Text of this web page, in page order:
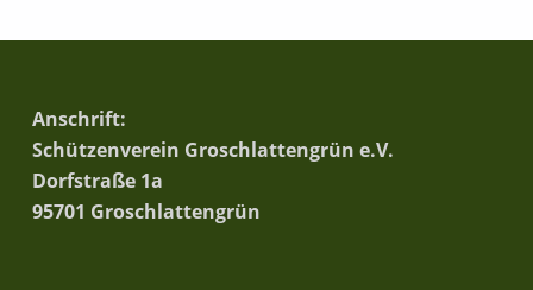
Anschrift:
Schützenverein Groschlattengrün e.V.
Dorfstraße 1a
95701 Groschlattengrün